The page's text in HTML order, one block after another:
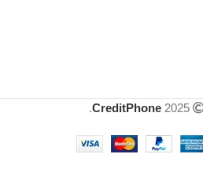
2025
CreditPhone
.